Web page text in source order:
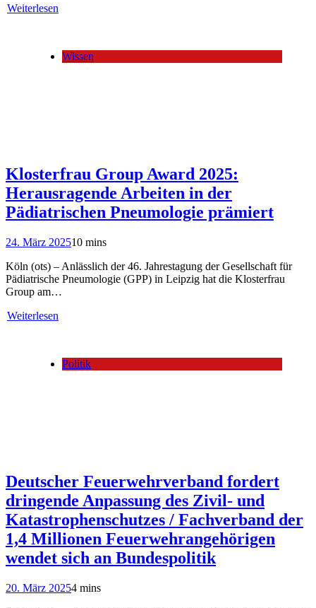
Weiterlesen
Wissen
Klosterfrau Group Award 2025:
Herausragende Arbeiten in der
Pädiatrischen Pneumologie prämiert
24. März 202510 mins
Köln (ots) – Anlässlich der 46. Jahrestagung der Gesellschaft für
Pädiatrische Pneumologie (GPP) in Leipzig hat die Klosterfrau
Group am…
Weiterlesen
Politik
Deutscher Feuerwehrverband fordert
dringende Anpassung des Zivil- und
Katastrophenschutzes / Fachverband der
1,4 Millionen Feuerwehrangehörigen
wendet sich an Bundespolitik
20. März 20254 mins